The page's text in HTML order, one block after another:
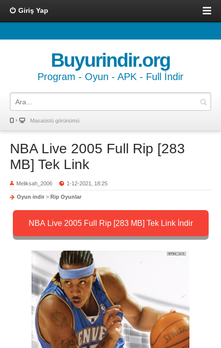
Giriş Yap
Buyurindir.org
Program - Oyun - APK - Full İndir
Masaüstü görünümü
NBA Live 2005 Full Rip [283
MB] Tek Link
Meliksah_2006 1-12-2021, 18:25
Oyun indir > Rip Oyunlar
NBA Live 2005 Full Rip [283 MB] Tek Link İndir